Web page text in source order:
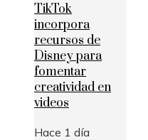
TikTok
incorpora
recursos de
Disney para
fomentar
creatividad en
videos
Hace 1 día